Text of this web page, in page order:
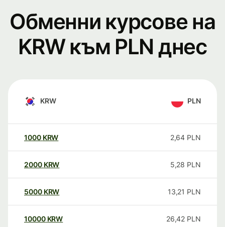
Обменни курсове на
KRW към PLN днес
KRW PLN
1000 KRW 2,64 PLN
2000 KRW 5,28 PLN
5000 KRW 13,21 PLN
10000 KRW 26,42 PLN